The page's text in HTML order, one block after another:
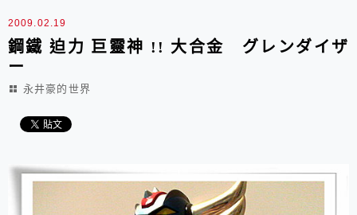
2009.02.19
鋼鐵 迫力 巨靈神 !! 大合金 グレンダイザ
ー
永井豪的世界